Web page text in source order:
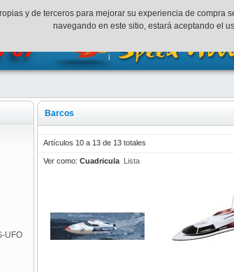
Mi cuenta Finalizar Compra
Barcos
Artículos 10 a 13 de 13 totales
Ver como: Cuadricula Lista
UFO
y de terceros para mejorar su experiencia de
navegando en este sitio, estará aceptando el